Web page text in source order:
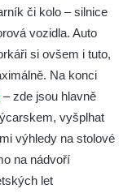
či kolo – silnice
vozidla. Auto
si ovšem i tuto,
Na konci
– zde jsou hlavně
vyšplhat
výhledy na stolové
na nádvoří
let